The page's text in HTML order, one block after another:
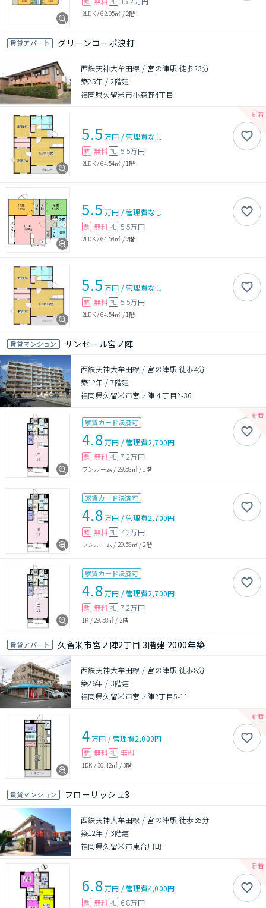
2LDK/62.05㎡ / 2階
賃貸アパート グリーンコーポ浪打
西鉄天神大牟田線 / 宮の陣駅 徒歩23分
築25年 /2階建
福岡県久留米市小森野4丁目
5.5 万円 /管理費なし
敷 無料 礼 5.5万円
2LDK/64.54㎡ / 1階
5.5 万円 /管理費なし
敷 無料 礼 5.5万円
2LDK/64.54㎡ / 2階
5.5 万円 /管理費なし
敷 無料 礼 5.5万円
2LDK/64.54㎡ / 1階
賃貸マンション サンセール宮ノ陣
西鉄天神大牟田線 / 宮の陣駅 徒歩4分
築12年 /7階建
福岡県久留米市宮ノ陣４丁目2-36
家賃カード決済可
4.8万円 /管理費2,700円
敷 無料 礼 7.2万円
ワンルーム / 29.58㎡/1階
家賃カード決済可
4.8万円 /管理費2,700円
敷 無料 礼 7.2万円
ワンルーム / 29.58㎡/2階
家賃カード決済可
4.8万円 /管理費2,700円
敷 無料 礼 7.2万円
1K /29.58㎡ / 2階
賃貸アパート 久留米市宮ノ陣2丁目 3階建 2000年築
西鉄天神大牟田線 / 宮の陣駅 徒歩8分
築26年 / 3階建
福岡県久留米市宮ノ陣2丁目5-11
4万円 /管理費2,000円
敷 無料 礼 無料
1DK /30.42㎡ /3階
賃貸マンション フローリッシュ3
西鉄天神大牟田線 / 宮の陣駅 徒歩35分
築12年 / 3階建
福岡県久留米市東合川町
6.8万円 /管理費4,000円
敷 無料 礼 6.8万円